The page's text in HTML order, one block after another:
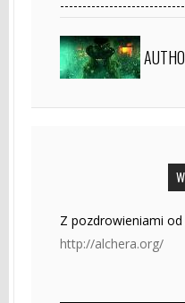
Z pozdrowieniami od
http://alchera.org/